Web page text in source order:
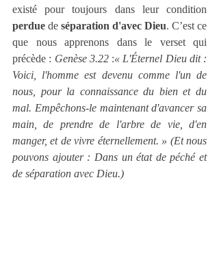
perdue de séparation d'avec Dieu. C’est ce
que nous apprenons dans le verset qui
précède : Genèse 3.22 :« L'Éternel Dieu dit :
Voici, l'homme est devenu comme l'un de
nous, pour la connaissance du bien et du
mal. Empêchons-le maintenant d'avancer sa
main, de prendre de l'arbre de vie, d'en
manger, et de vivre éternellement. » (Et nous
pouvons ajouter : Dans un état de péché et
de séparation avec Dieu.)